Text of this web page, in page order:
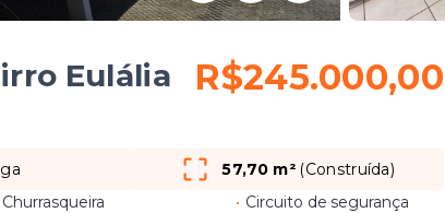
Eulália R$245.000,00
57,70 m² (Construída)
Churrasqueira • Circuito de segurança